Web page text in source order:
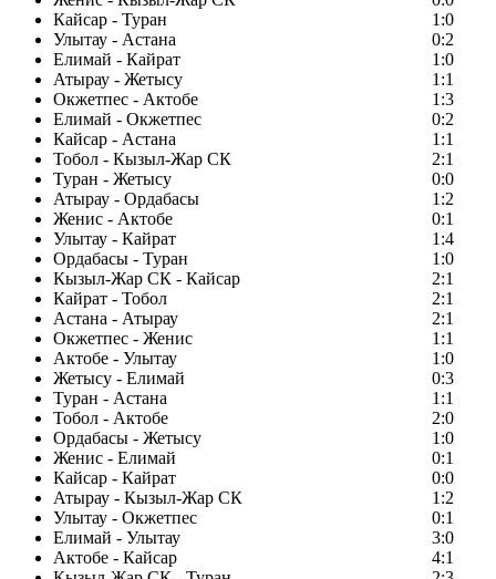
Кайсар - Туран
1:0
Улытау - Астана
0:2
Елимай - Кайрат
1:0
Атырау - Жетысу
1:1
Окжетпес - Актобе
1:3
Елимай - Окжетпес
0:2
Кайсар - Астана
1:1
Тобол - Кызыл-Жар СК
2:1
Туран - Жетысу
0:0
Атырау - Ордабасы
1:2
Женис - Актобе
0:1
Улытау - Кайрат
1:4
Ордабасы - Туран
1:0
Кызыл-Жар СК - Кайсар
2:1
Кайрат - Тобол
2:1
Астана - Атырау
2:1
Окжетпес - Женис
1:1
Актобе - Улытау
1:0
Жетысу - Елимай
0:3
Туран - Астана
1:1
Тобол - Актобе
2:0
Ордабасы - Жетысу
1:0
Женис - Елимай
0:1
Кайсар - Кайрат
0:0
Атырау - Кызыл-Жар СК
1:2
Улытау - Окжетпес
0:1
Елимай - Улытау
3:0
Актобе - Кайсар
4:1